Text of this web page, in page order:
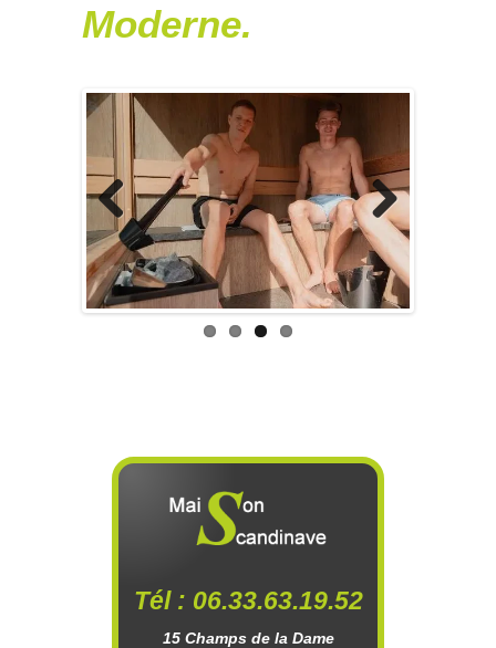
Moderne.
Previous Next
Tél : 06.33.63.19.52
15 Champs de la Dame